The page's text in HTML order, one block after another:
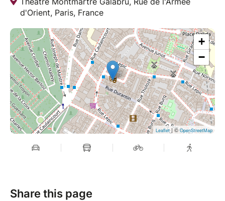
d'Orient, Paris, France
+
−
Leaflet| ©OpenStreetMap
Share this page